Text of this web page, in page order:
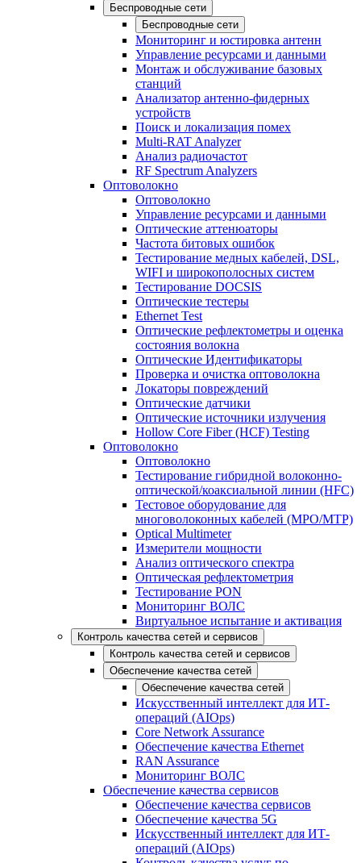
Беспроводные сети
Беспроводные сети
Мониторинг и юстировка антенн
Управление ресурсами и данными
Монтаж и обслуживание базовых
станций
Анализатор антенно-фидерных
устройств
Поиск и локализация помех
Multi-RAT Analyzer
Анализ радиочастот
RF Spectrum Analyzers
Оптоволокно
Оптоволокно
Управление ресурсами и данными
Оптические aттенюаторы
Частота битовых ошибок
Тестирование медных кабелей, DSL,
WIFI и широкополосных систем
Тестирование DOCSIS
Оптические тестеры
Ethernet Test
Оптические рефлектометры и оценка
состояния волокна
Оптические Идентификаторы
Проверка и очистка оптоволокна
Локаторы повреждений
Оптические датчики
Оптические источники излучения
Hollow Core Fiber (HCF) Testing
Оптоволокно
Оптоволокно
Тестирование гибридной волоконно-
оптической/коаксиальной линии (HFC)
Тестовое оборудование для
многоволоконных кабелей (MPO/MTP)
Optical Multimeter
Измерители мощности
Анализ оптического спектра
Оптическая рефлектометрия
Тестирование PON
Мониторинг ВОЛС
Виртуальное испытание и активация
Контроль качества сетей и сервисов
Контроль качества сетей и сервисов
Обеспечение качества сетей
Обеспечение качества сетей
Искусственный интеллект для ИТ-
операций (AIOps)
Core Network Assurance
Обеспечение качества Ethernet
RAN Assurance
Мониторинг ВОЛС
Обеспечение качества сервисов
Обеспечение качества сервисов
Обеспечение качества 5G
Искусственный интеллект для ИТ-
операций (AIOps)